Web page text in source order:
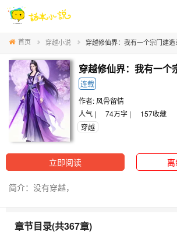
首页 穿越小说 穿越修仙界：我有一个宗门建造
穿越修仙界：我有一个
连载
作者: 风骨留情
人气 |
74万字 | 157收藏
穿越
立即阅读
简介：没有穿越，
章节目录(共367章)